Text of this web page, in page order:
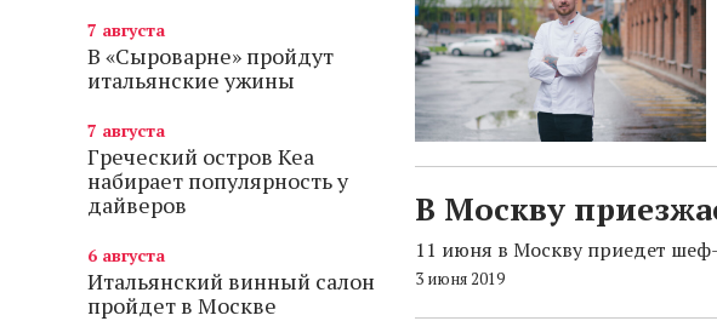
7 августа
В «Сыроварне» пройдут
итальянские ужины
7 августа
Греческий остров Кеа
набирает популярность у
дайверов
6 августа
Итальянский винный салон
пройдет в Москве
В Москву
11 июня в Москву приедет
3 июня 2019